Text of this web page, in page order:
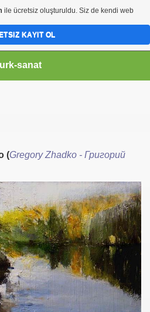
sanat
(Gregory Zhadko - Григорий
ile ücretsiz oluşturuldu. Siz de kendi web
KAYIT OL